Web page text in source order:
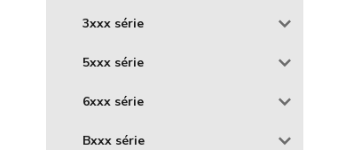
3xxx série
5xxx série
6xxx série
Bxxx série